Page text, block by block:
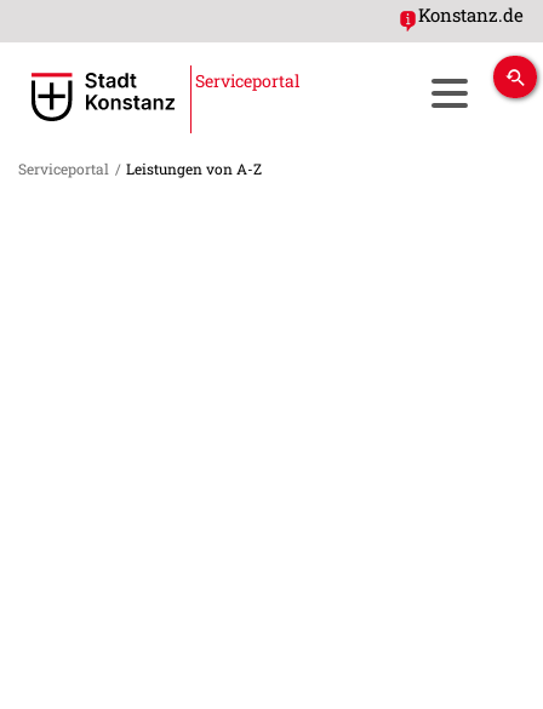
Konstanz.de
Serviceportal
Serviceportal / Leistungen von A-Z